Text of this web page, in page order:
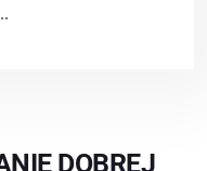
DOBREJ